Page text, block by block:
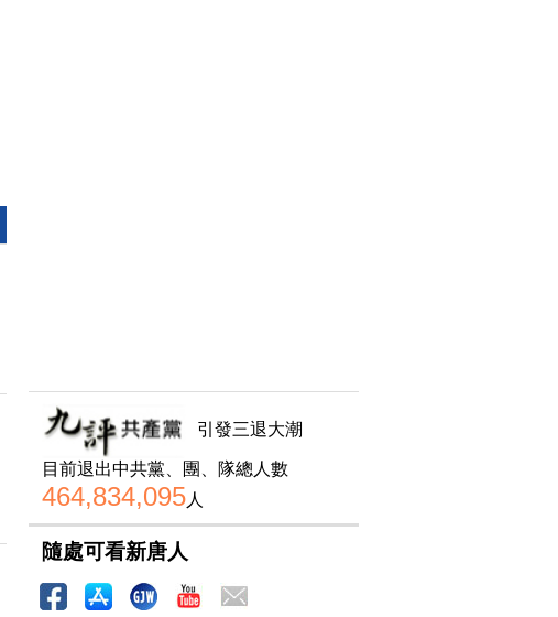
引發三退大潮
目前退出中共黨、團、隊總人數
464,834,095人
隨處可看新唐人